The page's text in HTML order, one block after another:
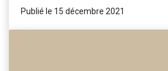
Publié le 15 décembre 2021